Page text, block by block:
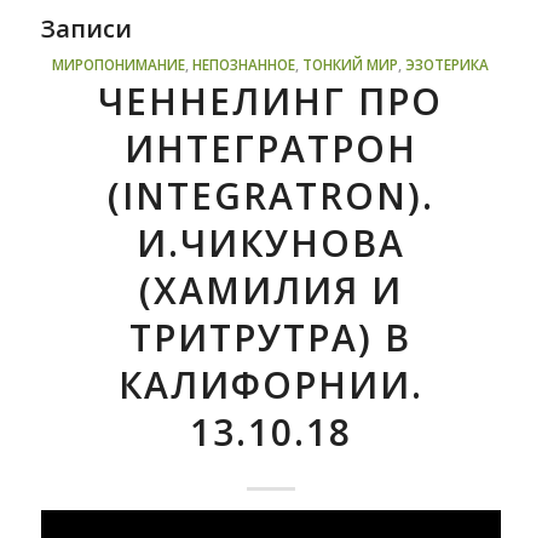
Записи
МИРОПОНИМАНИЕ ,НЕПОЗНАННОЕ ТОНКИЙ МИР ,ЭЗОТЕРИКА
ЧЕННЕЛИНГ ПРО
ИНТЕГРАТРОН
(INTEGRATRON).
И.ЧИКУНОВА
(ХАМИЛИЯ И
ТРИТРУТРА) В
КАЛИФОРНИИ.
13.10.18